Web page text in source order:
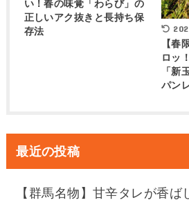
い！春の味覚「わらび」の
正しいアク抜きと長持ち保
存法
【春
ロッ
「新
パン
最近の投稿
【群馬名物】甘辛タレが香ば